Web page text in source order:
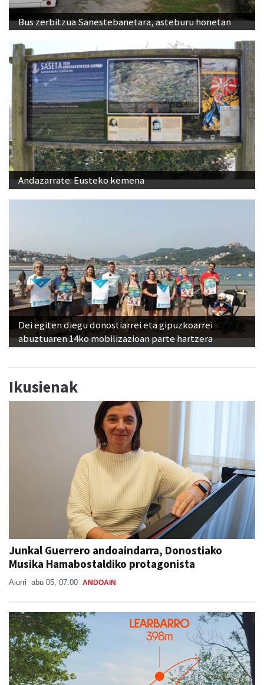
Bus zerbitzua Sanestebanetara, asteburu honetan
Andazarrate: Eusteko kemena
Dei egiten diegu donostiarrei eta gipuzkoarrei
abuztuaren 14ko mobilizazioan parte hartzera
Ikusienak
Junkal Guerrero andoaindarra, Donostiako
Musika Hamabostaldiko protagonista
Aiurri abu 05, 07:00 ANDOAIN